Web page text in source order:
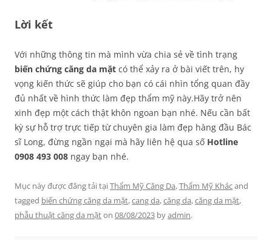
Lời kết
Với những thông tin mà mình vừa chia sẻ về tình trạng
biến chứng căng da mặt có thể xảy ra ở bài viết trên, hy
vọng kiến thức sẽ giúp cho bạn có cái nhìn tổng quan đầy
đủ nhất về hình thức làm đẹp thẩm mỹ này.Hãy trở nên
xinh đẹp một cách thật khôn ngoan bạn nhé. Nếu cần bất
kỳ sự hỗ trợ trực tiếp từ chuyên gia làm đẹp hàng đầu Bác
sĩ Long, đừng ngần ngại mà hãy liên hệ qua số Hotline
0908 493 008 ngay bạn nhé.
Mục này được đăng tải tạiThẩm Mỹ Căng Da,Thẩm Mỹ Khácand
tagged biến chứng căng da mặt,cang da,căng da,căng da mặt,
phẫu thuật căng da mặton 08/08/2023 byadmin.